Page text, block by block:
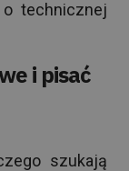
technicznej
i pisać
szukają